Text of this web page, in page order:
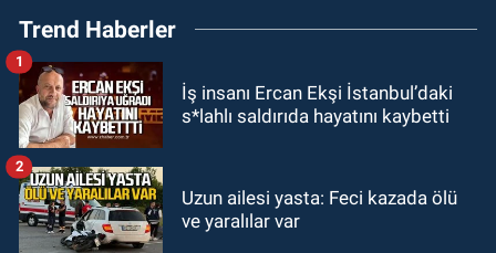
10:26Yücel Optik'ten
kaçırılmayacak indirim fırsatı.
10:03Kartal Kardeşlerin İşçilikten
Trend Haberler
İş insanı Ercan Ekşi İstanbul’daki
s*lahlı saldırıda hayatını kaybetti
1
Uzun ailesi yasta: Feci kazada ölü
ve yaralılar var
2